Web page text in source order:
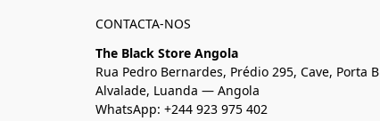
CONTACTA-NOS
The Black Store Angola
Rua Pedro Bernardes, Prédio 295, Cave, Porta B
Alvalade, Luanda — Angola
WhatsApp: +244 923 975 402